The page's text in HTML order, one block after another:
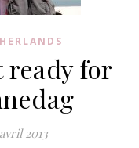
ready for
2013